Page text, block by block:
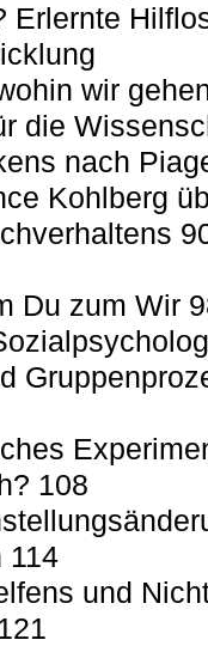
Erlernte
wir
die
nach
Kohlberg
Du zum Wir
108
114
und